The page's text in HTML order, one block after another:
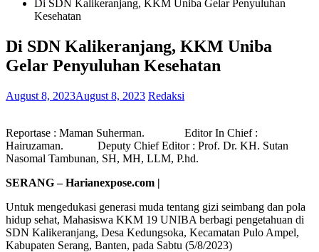
Di SDN Kalikeranjang, KKM Uniba Gelar Penyuluhan
Kesehatan
Di SDN Kalikeranjang, KKM Uniba
Gelar Penyuluhan Kesehatan
August 8, 2023August 8, 2023 Redaksi
Reportase : Maman Suherman. Editor In Chief :
Hairuzaman. Deputy Chief Editor : Prof. Dr. KH. Sutan
Nasomal Tambunan, SH, MH, LLM, P.hd.
SERANG – Harianexpose.com |
Untuk mengedukasi generasi muda tentang gizi seimbang dan pola
hidup sehat, Mahasiswa KKM 19 UNIBA berbagi pengetahuan di
SDN Kalikeranjang, Desa Kedungsoka, Kecamatan Pulo Ampel,
Kabupaten Serang, Banten, pada Sabtu (5/8/2023)